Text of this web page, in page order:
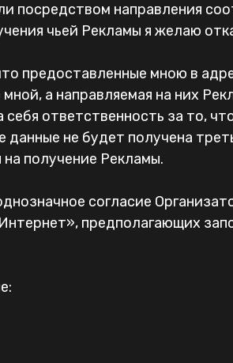
посредством направления
чьей Рекламы я желаю
предоставленные мною в
а направляемая на них
ответственность за то,
не будет получена
получение Рекламы.
согласие
предполагающих